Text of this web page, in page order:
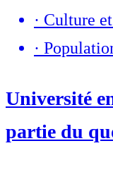
· Culture
·
Université
partie du